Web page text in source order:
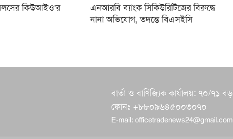
কিউআইও’র
এনআরবি ব্যাংক সিকিউরিটিজের বিরুদ্ধে
নানা অভিযোগ, তদন্তে বিএসইসি
বার্তা ও বাণিজ্যিক কার্যালয়: ৭০/৭১
ফোনঃ +৮৮০৯৬৪৫০০৩০৭০
E-mail:officetradenews24@gmail.com